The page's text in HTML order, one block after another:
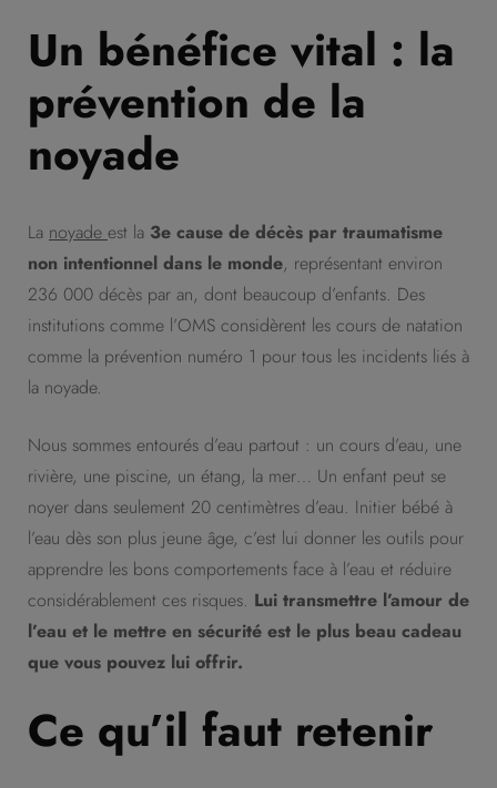
Un bénéfice vital : la
prévention de la
noyade
La noyade est la 3e cause de décès par traumatisme
non intentionnel dans le monde, représentant environ
236 000 décès par an, dont beaucoup d’enfants. Des
institutions comme l’OMS considèrent les cours de natation
comme la prévention numéro 1 pour tous les incidents liés à
la noyade.
Nous sommes entourés d’eau partout : un cours d’eau, une
rivière, une piscine, un étang, la mer… Un enfant peut se
noyer dans seulement 20 centimètres d’eau. Initier bébé à
l’eau dès son plus jeune âge, c’est lui donner les outils pour
apprendre les bons comportements face à l’eau et réduire
considérablement ces risques. Lui transmettre l’amour de
l’eau et le mettre en sécurité est le plus beau cadeau
que vous pouvez lui offrir.
Ce qu’il faut retenir